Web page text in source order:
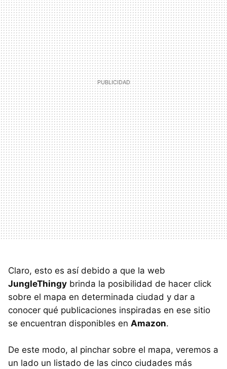
Claro, esto es así debido a que la web
JungleThingy brinda la posibilidad de hacer click
sobre el mapa en determinada ciudad y dar a
conocer qué publicaciones inspiradas en ese sitio
se encuentran disponibles en Amazon.
De este modo, al pinchar sobre el mapa, veremos a
un lado un listado de las cinco ciudades más